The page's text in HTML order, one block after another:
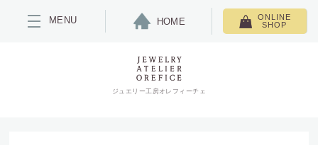
MENU HOME
ONLINE
SHOP
ジュエリー工房オレフィーチェ